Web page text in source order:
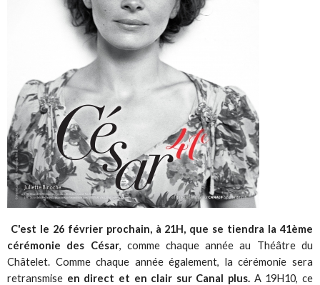
C'est le 26 février prochain, à 21H, que se tiendra la 41ème
cérémonie des César, comme chaque année au Théâtre du
Châtelet. Comme chaque année également, la cérémonie sera
retransmise en direct et en clair sur Canal plus. A 19H10, ce